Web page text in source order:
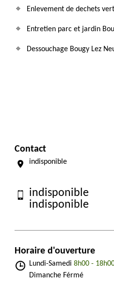
Enlevement de dechets
Entretien parc et jardin
Dessouchage Bougy Lez
Contact
indisponible
indisponible
indisponible
Horaire d'ouverture
Lundi-Samedi 8h00 -
Dimanche Férmé